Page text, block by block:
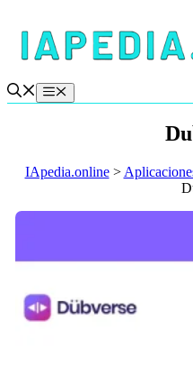
contenido
Menú
IApedia.online>